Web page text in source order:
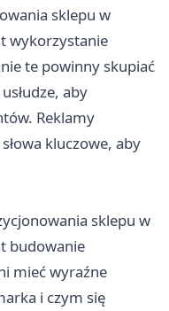
sklepu w
wykorzystanie
te powinny skupiać
aby
Reklamy
kluczowe, aby
sklepu w
budowanie
mieć wyraźne
i czym się